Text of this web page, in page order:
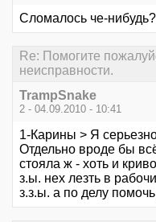
Сломалось че-
Re: Помогите
неисправности.
TrampSnake
2 - 04.09.2010 - 10:41
1-Карины > Я
Отдельно вроде бы
стояла ж - хоть и
з.ы. нех лезть в
з.з.ы. а по делу